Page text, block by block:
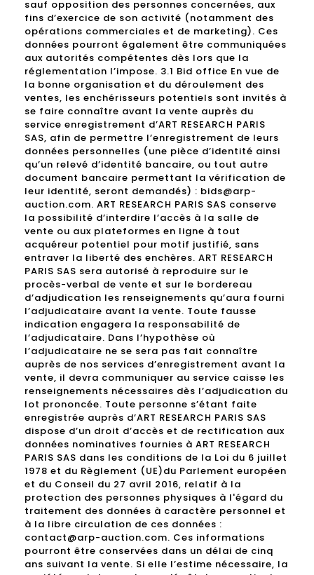
sauf opposition des personnes concernées, aux
fins d’exercice de son activité (notamment des
opérations commerciales et de marketing). Ces
données pourront également être communiquées
aux autorités compétentes dès lors que la
réglementation l’impose. 3.1 Bid office En vue de
la bonne organisation et du déroulement des
ventes, les enchérisseurs potentiels sont invités à
se faire connaître avant la vente auprès du
service enregistrement d’ART RESEARCH PARIS
SAS, afin de permettre l’enregistrement de leurs
données personnelles (une pièce d’identité ainsi
qu’un relevé d’identité bancaire, ou tout autre
document bancaire permettant la vérification de
leur identité, seront demandés) : bids@arp-
auction.com. ART RESEARCH PARIS SAS conserve
la possibilité d’interdire l’accès à la salle de
vente ou aux plateformes en ligne à tout
acquéreur potentiel pour motif justifié, sans
entraver la liberté des enchères. ART RESEARCH
PARIS SAS sera autorisé à reproduire sur le
procès-verbal de vente et sur le bordereau
d’adjudication les renseignements qu’aura fourni
l’adjudicataire avant la vente. Toute fausse
indication engagera la responsabilité de
l’adjudicataire. Dans l’hypothèse où
l’adjudicataire ne se sera pas fait connaître
auprès de nos services d’enregistrement avant la
vente, il devra communiquer au service caisse les
renseignements nécessaires dès l’adjudication du
lot prononcée. Toute personne s’étant faite
enregistrée auprès d’ART RESEARCH PARIS SAS
dispose d’un droit d’accès et de rectification aux
données nominatives fournies à ART RESEARCH
PARIS SAS dans les conditions de la Loi du 6 juillet
1978 et du Règlement (UE)du Parlement européen
et du Conseil du 27 avril 2016, relatif à la
protection des personnes physiques à l'égard du
traitement des données à caractère personnel et
à la libre circulation de ces données :
contact@arp-auction.com. Ces informations
pourront être conservées dans un délai de cinq
ans suivant la vente. Si elle l’estime nécessaire, la